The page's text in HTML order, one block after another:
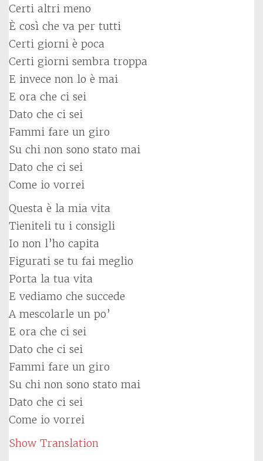
Certi altri meno
È così che va per tutti
Certi giorni è poca
Certi giorni sembra troppa
E invece non lo è mai
E ora che ci sei
Dato che ci sei
Fammi fare un giro
Su chi non sono stato mai
Dato che ci sei
Come io vorrei
Questa è la mia vita
Tieniteli tu i consigli
Io non l’ho capita
Figurati se tu fai meglio
Porta la tua vita
E vediamo che succede
A mescolarle un po’
E ora che ci sei
Dato che ci sei
Fammi fare un giro
Su chi non sono stato mai
Dato che ci sei
Come io vorrei
Show Translation